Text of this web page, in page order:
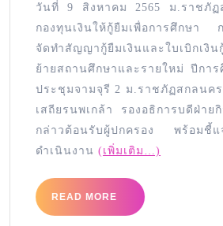
วันที่ 9 สิงหาคม 2565 ม.ราชภัฏ
กองทุนเงินให้กู้ยืมเพื่อการศึกษา
จัดทำสัญญากู้ยืมเงินและใบเบิกเงิ
ย้ายสถานศึกษาและรายใหม่ ปีกา
ประชุมจามจุรี 2 ม.ราชภัฏสกลนค
เสถียรนพเกล้า รองอธิการบดีฝ่าย
กล่าวต้อนรับผู้ปกครอง พร้อมชี้แจ
ดำเนินงาน (เพิ่มเติม…)
READ MORE